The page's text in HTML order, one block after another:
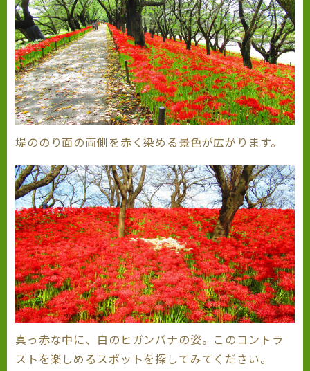
堤ののり面の両側を赤く染める景色が広がります。
真っ赤な中に、白のヒガンバナの姿。このコントラ
ストを楽しめるスポットを探してみてください。